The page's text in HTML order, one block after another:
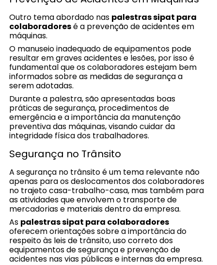
Outro tema abordado nas palestras sipat para
colaboradoresé a prevenção de acidentes em
máquinas.
O manuseio inadequado de equipamentos pode
resultar em graves acidentes e lesões, por isso é
fundamental que os colaboradores estejam bem
informados sobre as medidas de segurança a
serem adotadas.
Durante a palestra, são apresentadas boas
práticas de segurança, procedimentos de
emergência e a importância da manutenção
preventiva das máquinas, visando cuidar da
integridade física dos trabalhadores.
Segurança no Trânsito
A segurança no trânsito é um tema relevante não
apenas para os deslocamentos dos colaboradores
no trajeto casa-trabalho-casa, mas também para
as atividades que envolvem o transporte de
mercadorias e materiais dentro da empresa.
As palestras sipat para colaboradores
oferecem orientações sobre a importância do
respeito às leis de trânsito, uso correto dos
equipamentos de segurança e prevenção de
acidentes nas vias públicas e internas da empresa.